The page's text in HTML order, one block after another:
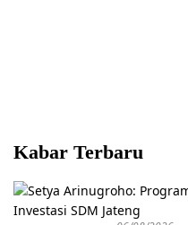
Kabar Terbaru